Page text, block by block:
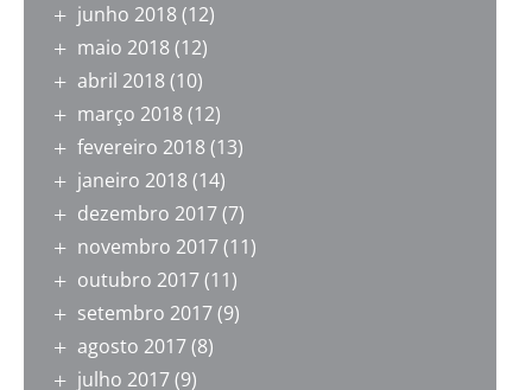
junho 2018(12)
maio 2018(12)
abril 2018(10)
março 2018(12)
fevereiro 2018(13)
janeiro 2018(14)
dezembro 2017(7)
novembro 2017(11)
outubro 2017(11)
setembro 2017(9)
agosto 2017(8)
julho 2017(9)